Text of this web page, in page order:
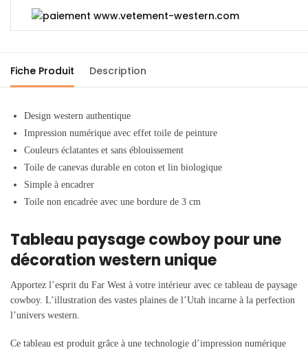
Fiche Produit Description
Design western authentique
Impression numérique avec effet toile de peinture
Couleurs éclatantes et sans éblouissement
Toile de canevas durable en coton et lin biologique
Simple à encadrer
Toile non encadrée avec une bordure de 3 cm
Tableau paysage cowboy pour une
décoration western unique
Apportez l’esprit du Far West à votre intérieur avec ce tableau de paysage
cowboy. L’illustration des vastes plaines de l’Utah incarne à la perfection
l’univers western.
Ce tableau est produit grâce à une technologie d’impression numérique